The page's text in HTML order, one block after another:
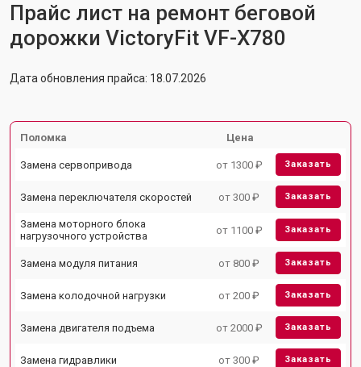
Прайс лист на ремонт беговой
дорожки VictoryFit VF-X780
Дата обновления прайса: 18.07.2026
Поломка Цена
Замена сервопривода от 1300 ₽ Заказать
Замена переключателя скоростей от 300 ₽ Заказать
Замена моторного блока
нагрузочного устройства
от 1100 ₽ Заказать
Замена модуля питания от 800 ₽ Заказать
Замена колодочной нагрузки от 200 ₽ Заказать
Замена двигателя подъема от 2000 ₽ Заказать
Замена гидравлики от 300 ₽ Заказать